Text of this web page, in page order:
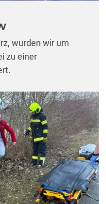
wurden wir um
zu einer